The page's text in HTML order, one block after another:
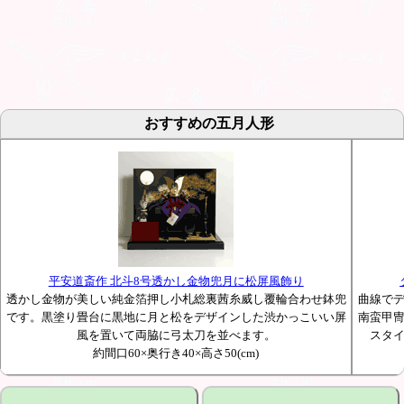
おすすめの五月人形
平安道斎作 北斗8号透かし金物兜月に松屏風飾り
透かし金物が美しい純金箔押し小札総裏茜糸威し覆輪合わせ鉢兜
です。黒塗り畳台に黒地に月と松をデザインした渋かっこいい屏
風を置いて両脇に弓太刀を並べます。
約間口60×奥行き40×高さ50(cm)
曲線で
南蛮甲
スタ